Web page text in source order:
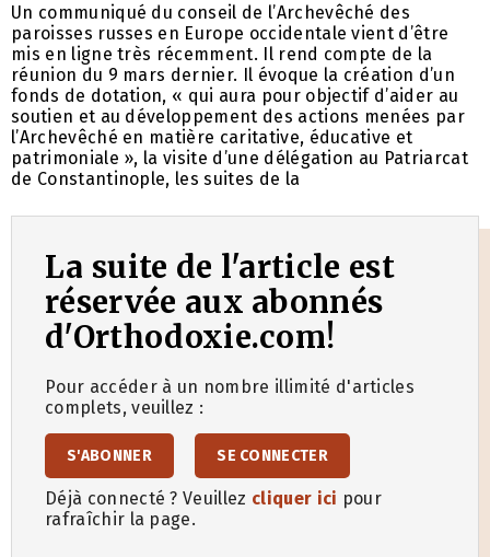
Un communiqué du conseil de l’Archevêché des
paroisses russes en Europe occidentale vient d’être
mis en ligne très récemment. Il rend compte de la
réunion du 9 mars dernier. Il évoque la création d’un
fonds de dotation, « qui aura pour objectif d’aider au
soutien et au développement des actions menées par
l’Archevêché en matière caritative, éducative et
patrimoniale », la visite d’une délégation au Patriarcat
de Constantinople, les suites de la
La suite de l'article est
réservée aux abonnés
d'Orthodoxie.com!
Pour accéder à un nombre illimité d'articles
complets, veuillez :
S'ABONNER SE CONNECTER
Déjà connecté ? Veuillez cliquer ici pour
rafraîchir la page.